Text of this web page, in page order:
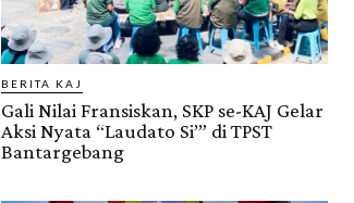
BERITA KAJ
Gali Nilai Fransiskan, SKP se-KAJ Gelar
Aksi Nyata “Laudato Si’” di TPST
Bantargebang